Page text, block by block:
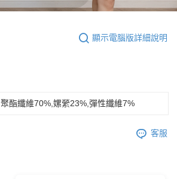
顯示電腦版詳細說明
聚酯纖維70%,嫘縈23%,彈性纖維7%
客服